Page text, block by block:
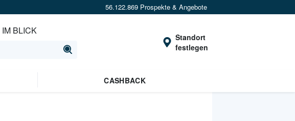
56.122.869 Prospekte & Angebote
IM BLICK
Standort
festlegen
CASHBACK